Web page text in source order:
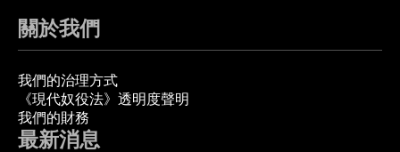
關於我們
我們的治理方式
《現代奴役法》透明度聲明
我們的財務
最新消息